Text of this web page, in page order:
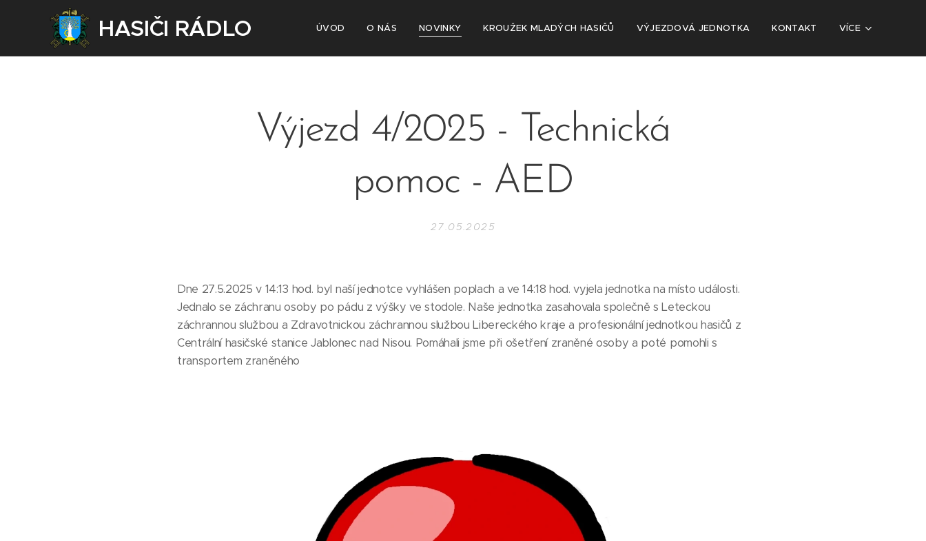
HASIČI RÁDLO ÚVOD O NÁS NOVINKY KROUŽEK MLADÝCH HASIČŮ VÝJEZDOVÁ JEDNOTKA KONTAKT VÍCE
Výjezd 4/2025 - Technická
pomoc - AED
27.05.2025
Dne 27.5.2025 v 14:13 hod. byl naší jednotce vyhlášen poplach a ve 14:18 hod. vyjela jednotka na místo události.
Jednalo se záchranu osoby po pádu z výšky ve stodole. Naše jednotka zasahovala společně s Leteckou
záchrannou službou a Zdravotnickou záchrannou službou Libereckého kraje a profesionální jednotkou hasičů z
Centrální hasičské stanice Jablonec nad Nisou. Pomáhali jsme při ošetření zraněné osoby a poté pomohli s
transportem zraněného